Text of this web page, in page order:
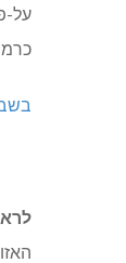
בשבת